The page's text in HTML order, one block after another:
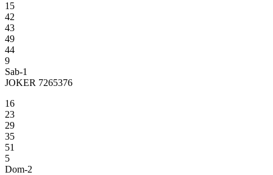
15
42
43
49
44
9
Sab-1
JOKER 7265376
16
23
29
35
51
5
Dom-2